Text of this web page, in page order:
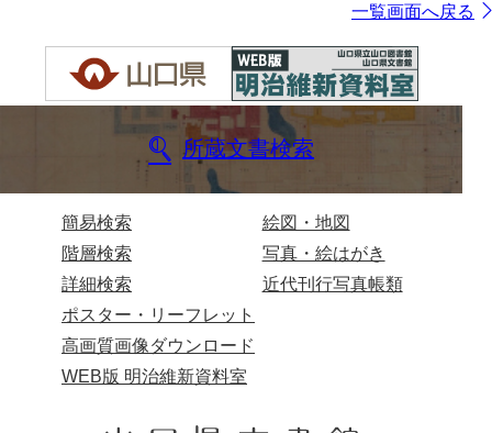
一覧画面へ戻る
所蔵文書検索
簡易検索
階層検索
詳細検索
絵図・地図
写真・絵はがき
近代刊行写真帳類
ポスター・リーフレット
高画質画像ダウンロード
WEB版 明治維新資料室